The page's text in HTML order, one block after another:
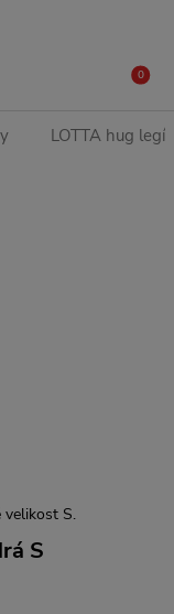
0
LOTTA hug
velikost S.
S